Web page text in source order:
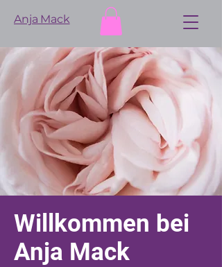
Anja Mack
Willkommen bei
Anja Mack